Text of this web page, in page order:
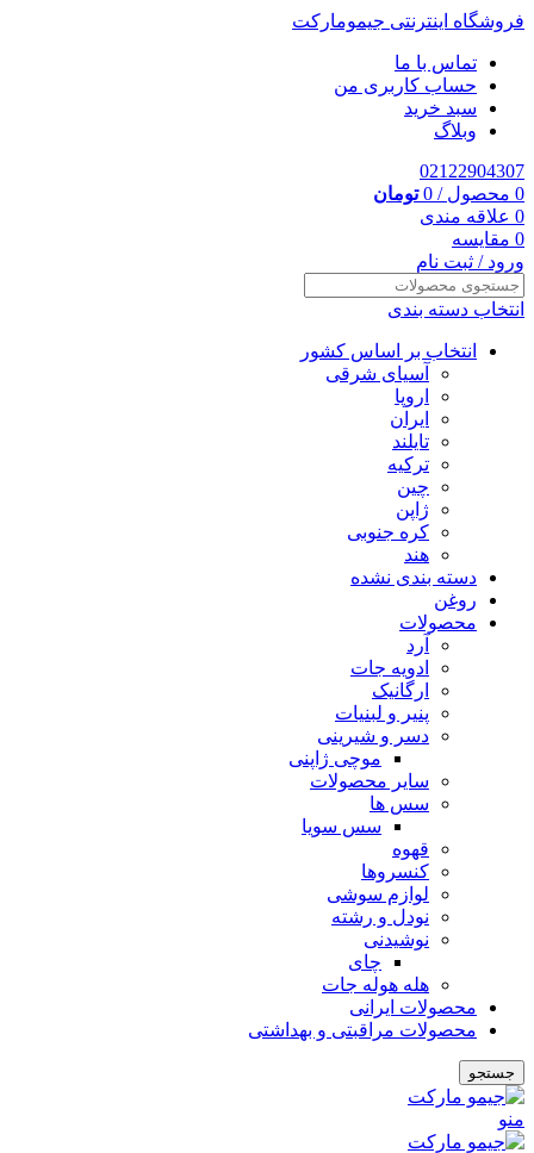
فروشگاه اینترنتی جیمومارکت
تماس با ما
حساب کاربری من
سبد خرید
وبلاگ
02122904307
0 محصول /
0 تومان
0 علاقه مندی
0 مقایسه
ورود / ثبت نام
انتخاب دسته بندی
انتخاب بر اساس کشور
آسیای شرقی
اروپا
ایران
تایلند
ترکیه
چین
ژاپن
کره جنوبی
هند
دسته بندی نشده
روغن
محصولات
آرد
ادویه جات
ارگانیک
پنیر و لبنیات
دسر و شیرینی
موچی ژاپنی
سایر محصولات
سس ها
سس سویا
قهوه
کنسروها
لوازم سوشی
نودل و رشته
نوشیدنی
چای
هله هوله جات
محصولات ایرانی
محصولات مراقبتی و بهداشتی
جستجو
منو